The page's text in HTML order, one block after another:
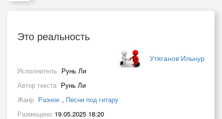
Это реальность
Утяганов Ильнур
Исполнитель Рунь Ли
Автор текста Рунь Ли
Жанр Разное , Песни под гитару
Размещено 19.05.2025 18:20